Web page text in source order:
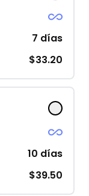
7 días
$33.20
10 días
$39.50